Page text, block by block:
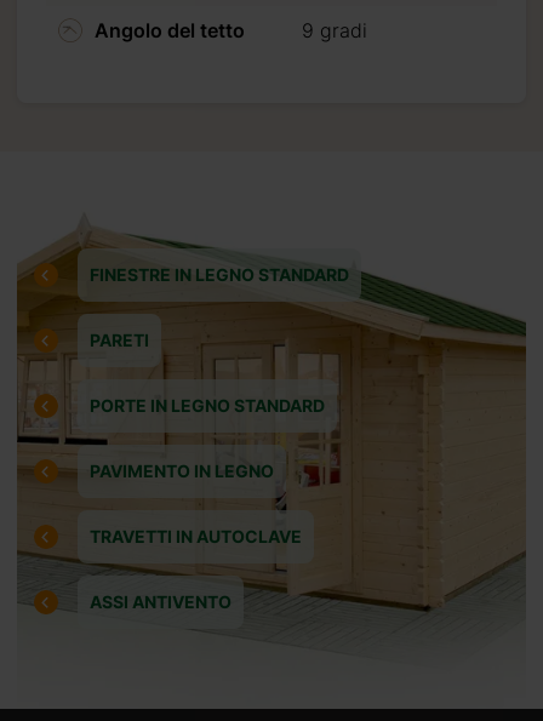
Angolo del tetto
9 gradi
FINESTRE IN LEGNO STANDARD
PARETI
PORTE IN LEGNO STANDARD
PAVIMENTO IN LEGNO
TRAVETTI IN AUTOCLAVE
ASSI ANTIVENTO